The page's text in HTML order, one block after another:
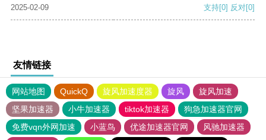
2025-02-09 支持[0] 反对[0]
友情链接
网站地图 QuickQ 旋风加速度器 旋风
旋风加速
坚果加速器
小牛加速器 tiktok加速器
狗急加速器官网
免费vqn外网加速
小蓝鸟 优途加速器官网 风驰加速器